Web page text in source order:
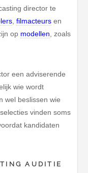
director te
,filmacteurs en
op modellen , zoals
een adviserende
wie wordt
wel beslissen wie
vinden soms
kandidaten
AUDITIE